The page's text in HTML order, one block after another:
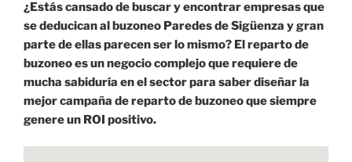
¿Estás cansado de buscar y encontrar empresas que
se deducican al buzoneo Paredes de Sigüenza y gran
parte de ellas parecen ser lo mismo? El reparto de
buzoneo es un negocio complejo que requiere de
mucha sabiduría en el sector para saber diseñar la
mejor campaña de reparto de buzoneo que siempre
genere un ROI positivo.